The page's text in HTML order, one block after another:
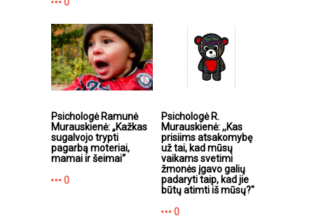
Psichologė Ramunė
Murauskienė: „Kažkas
sugalvojo trypti
pagarbą moteriai,
mamai ir šeimai“
0
Psichologė R.
Murauskienė: ,,Kas
prisiims atsakomybę
už tai, kad mūsų
vaikams svetimi
žmonės įgavo galių
padaryti taip, kad jie
būtų atimti iš mūsų?"
0